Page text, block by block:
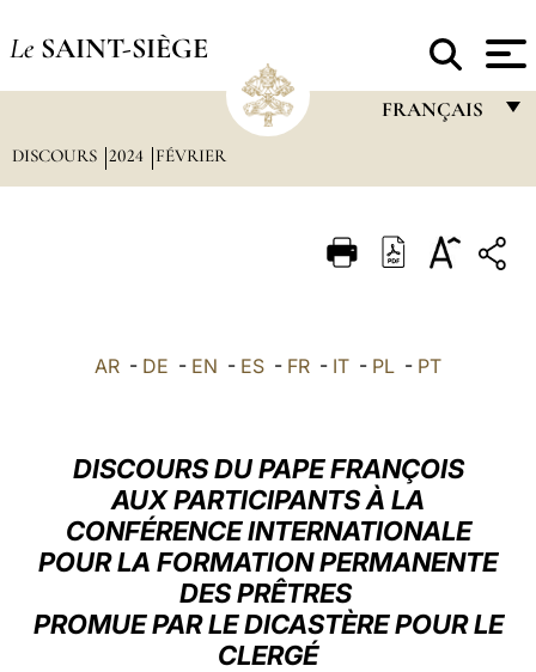
Le SAINT-SIÈGE
FRANÇAIS
ITALIANO
العربيّة
中文
LATINE
DISCOURS 2024 FÉVRIER
AR - DE - EN - ES - FR - IT - PL - PT
DISCOURS DU PAPE FRANÇOIS
AUX PARTICIPANTS À LA
CONFÉRENCE INTERNATIONALE
POUR LA FORMATION PERMANENTE
DES PRÊTRES
PROMUE PAR LE DICASTÈRE POUR LE
CLERGÉ